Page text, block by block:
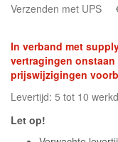
Verzenden met UPS
In verband met
vertragingen
prijswijzigingen
Levertijd: 5 tot 10
Let op!